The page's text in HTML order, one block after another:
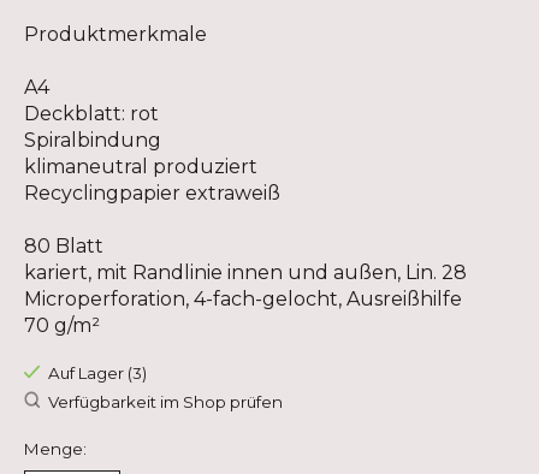
Produktmerkmale
A4
Deckblatt: rot
Spiralbindung
klimaneutral produziert
Recyclingpapier extraweiß
80 Blatt
kariert, mit Randlinie innen und außen, Lin. 28
Microperforation, 4-fach-gelocht, Ausreißhilfe
70 g/m²
Auf Lager (3)
Verfügbarkeit im Shop prüfen
Menge: